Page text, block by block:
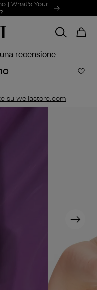
| What's Your
recensione
su Wellastore.com
Next